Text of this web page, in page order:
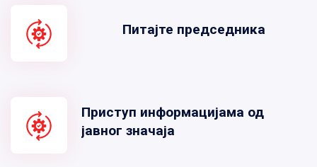
Питајте председника
Приступ информацијама од
јавног значаја